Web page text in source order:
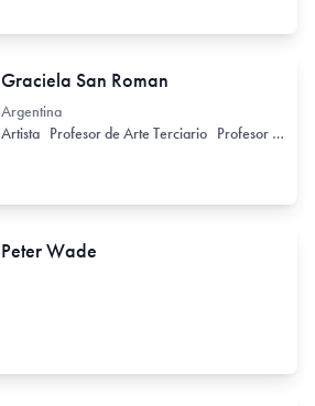
Graciela San Roman
Argentina
Artista Profesor de Arte Terciario Profesor / Docente no formal
Peter Wade